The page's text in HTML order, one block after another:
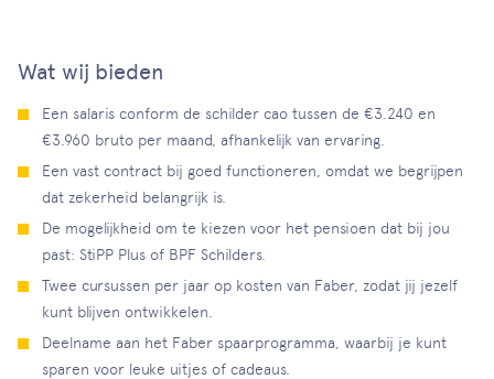
Wat wij bieden
Een salaris conform de schilder cao tussen de €3.240 en
€3.960 bruto per maand, afhankelijk van ervaring.
Een vast contract bij goed functioneren, omdat we begrijpen
dat zekerheid belangrijk is.
De mogelijkheid om te kiezen voor het pensioen dat bij jou
past: StiPP Plus of BPF Schilders.
Twee cursussen per jaar op kosten van Faber, zodat jij jezelf
kunt blijven ontwikkelen.
Deelname aan het Faber spaarprogramma, waarbij je kunt
sparen voor leuke uitjes of cadeaus.